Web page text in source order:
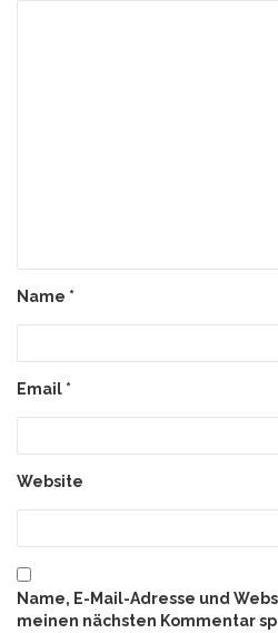
Name *
Email *
Website
Name, E-Mail-Adresse und
meinen nächsten Kommentar